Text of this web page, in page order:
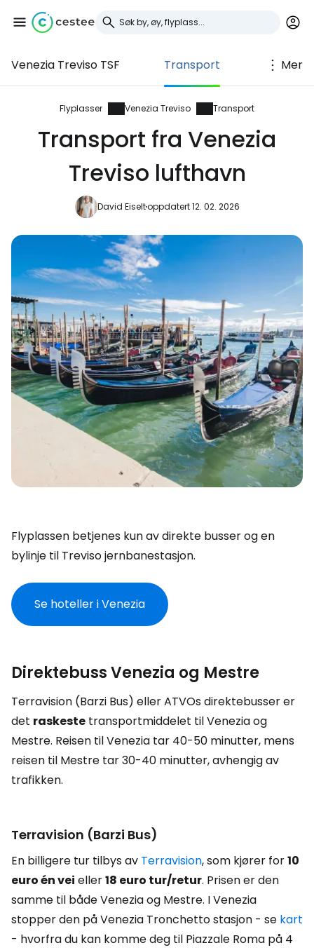
Venezia Treviso TSF Transport Mer
Flyplasser Venezia Treviso Transport
Transport fra Venezia
Treviso lufthavn
David Eiseltoppdatert 12. 02. 2026
Flyplassen betjenes kun av direkte busser og en
bylinje til Treviso jernbanestasjon.
Se hoteller i Venezia
Direktebuss Venezia og Mestre
Terravision (Barzi Bus) eller ATVOs direktebusser er
det raskeste transportmiddelet til Venezia og
Mestre. Reisen til Venezia tar 40-50 minutter, mens
reisen til Mestre tar 30-40 minutter, avhengig av
trafikken.
Terravision (Barzi Bus)
En billigere tur tilbys av Terravision, som kjører for10
euro én vei eller18 euro tur/retur. Prisen er den
samme til både Venezia og Mestre. I Venezia
stopper den på Venezia Tronchetto stasjon - se kart
- hvorfra du kan komme deg til Piazzale Roma på 4
Logg inn på Cestee
... det verdensomspennende
Fortsett med Google
Fortsett med e-post